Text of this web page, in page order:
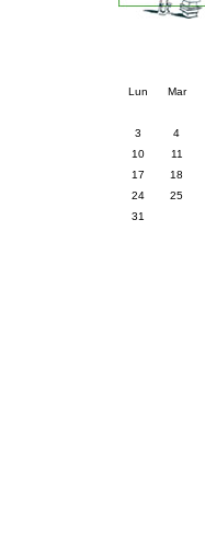
Lun Mar
3
4
10
11
17
18
24
25
31